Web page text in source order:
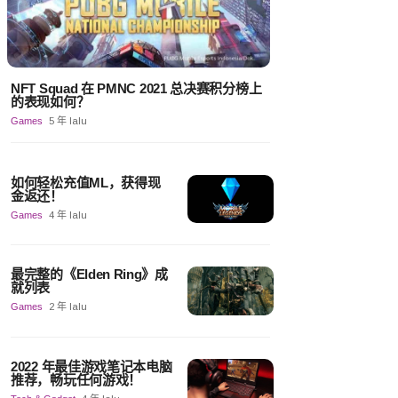
NFT Squad 在 PMNC 2021 总决赛积分榜上
的表现如何？
Games 5 年 lalu
如何轻松充值ML，获得现
金返还！
Games 4 年 lalu
最完整的《Elden Ring》成
就列表
Games 2 年 lalu
2022 年最佳游戏笔记本电脑
推荐，畅玩任何游戏！